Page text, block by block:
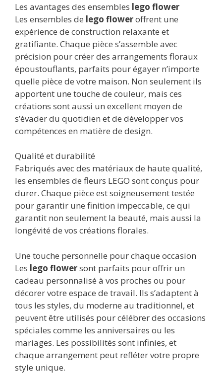
Les avantages des ensembles lego flower
Les ensembles de lego floweroffrent une
expérience de construction relaxante et
gratifiante. Chaque pièce s’assemble avec
précision pour créer des arrangements floraux
époustouflants, parfaits pour égayer n’importe
quelle pièce de votre maison. Non seulement ils
apportent une touche de couleur, mais ces
créations sont aussi un excellent moyen de
s’évader du quotidien et de développer vos
compétences en matière de design.
Qualité et durabilité
Fabriqués avec des matériaux de haute qualité,
les ensembles de fleurs LEGO sont conçus pour
durer. Chaque pièce est soigneusement testée
pour garantir une finition impeccable, ce qui
garantit non seulement la beauté, mais aussi la
longévité de vos créations florales.
Une touche personnelle pour chaque occasion
Les lego flowersont parfaits pour offrir un
cadeau personnalisé à vos proches ou pour
décorer votre espace de travail. Ils s’adaptent à
tous les styles, du moderne au traditionnel, et
peuvent être utilisés pour célébrer des occasions
spéciales comme les anniversaires ou les
mariages. Les possibilités sont infinies, et
chaque arrangement peut refléter votre propre
style unique.